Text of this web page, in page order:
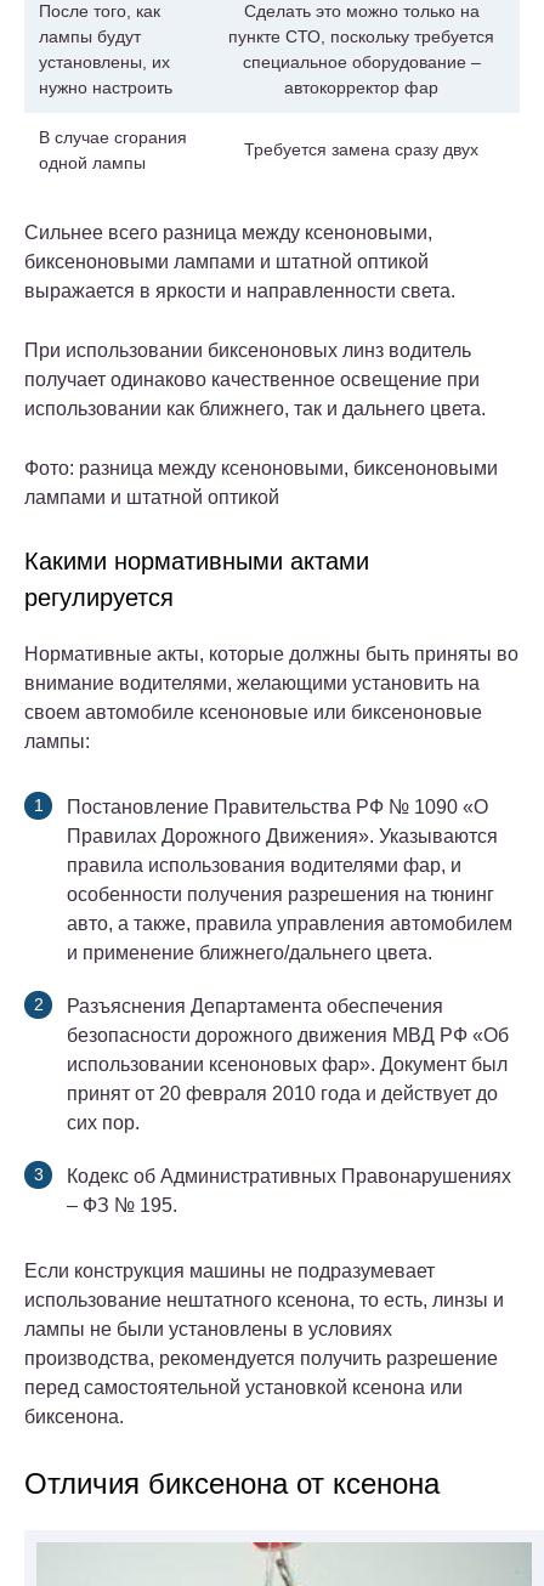
После того, как
лампы будут
установлены, их
нужно настроить
Сделать это можно только на
пункте СТО, поскольку требуется
специальное оборудование –
автокорректор фар
В случае сгорания
одной лампы
Требуется замена сразу двух
Сильнее всего разница между ксеноновыми,
биксеноновыми лампами и штатной оптикой
выражается в яркости и направленности света.
При использовании биксеноновых линз водитель
получает одинаково качественное освещение при
использовании как ближнего, так и дальнего цвета.
Фото: разница между ксеноновыми, биксеноновыми
лампами и штатной оптикой
Какими нормативными актами
регулируется
Нормативные акты, которые должны быть приняты во
внимание водителями, желающими установить на
своем автомобиле ксеноновые или биксеноновые
лампы:
Постановление Правительства РФ № 1090 «О
Правилах Дорожного Движения». Указываются
правила использования водителями фар, и
особенности получения разрешения на тюнинг
авто, а также, правила управления автомобилем
и применение ближнего/дальнего цвета.
Разъяснения Департамента обеспечения
безопасности дорожного движения МВД РФ «Об
использовании ксеноновых фар». Документ был
принят от 20 февраля 2010 года и действует до
сих пор.
Кодекс об Административных Правонарушениях
– ФЗ № 195.
Если конструкция машины не подразумевает
использование нештатного ксенона, то есть, линзы и
лампы не были установлены в условиях
производства, рекомендуется получить разрешение
перед самостоятельной установкой ксенона или
биксенона.
Отличия биксенона от ксенона